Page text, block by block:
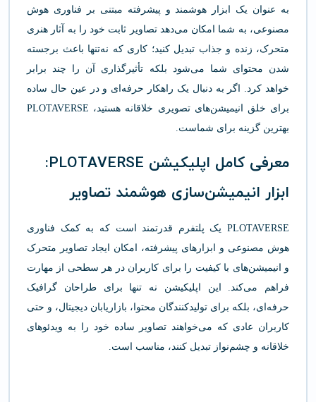
به عنوان یک ابزار هوشمند و پیشرفته مبتنی بر فناوری هوش
مصنوعی، به شما امکان می‌دهد تصاویر ثابت خود را به آثار هنری
متحرک، زنده و جذاب تبدیل کنید؛ کاری که نه‌تنها باعث برجسته
شدن محتوای شما می‌شود بلکه تأثیرگذاری آن را چند برابر
خواهد کرد. اگر به دنبال یک راهکار حرفه‌ای و در عین حال ساده
برای خلق انیمیشن‌های تصویری خلاقانه هستید، PLOTAVERSE
بهترین گزینه برای شماست.
معرفی کامل اپلیکیشن PLOTAVERSE:
ابزار انیمیشن‌سازی هوشمند تصاویر
PLOTAVERSE یک پلتفرم قدرتمند است که به کمک فناوری
هوش مصنوعی و ابزارهای پیشرفته، امکان ایجاد تصاویر متحرک
و انیمیشن‌های با کیفیت را برای کاربران در هر سطحی از مهارت
فراهم می‌کند. این اپلیکیشن نه تنها برای طراحان گرافیک
حرفه‌ای، بلکه برای تولیدکنندگان محتوا، بازاریابان دیجیتال، و حتی
کاربران عادی که می‌خواهند تصاویر ساده خود را به ویدئوهای
خلاقانه و چشم‌نواز تبدیل کنند، مناسب است.